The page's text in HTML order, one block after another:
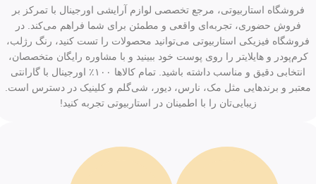
فروشگاه استاربیوتی، مرجع تخصصی لوازم آرایشی اورجینال با تمرکز بر
فروش حضوری، تجربه‌ای واقعی و مطمئن برای شما فراهم می‌کند. در
فروشگاه فیزیکی استاربیوتی می‌توانید محصولات را تست کنید، رنگ رژلب،
کرم‌پودر و هایلایتر را روی پوست خود ببینید و با مشاوره رایگان متخصصان،
انتخابی دقیق و مناسب داشته باشید. تمام کالاها ۱۰۰٪ اورجینال با گارانتی
معتبر و برندهایی مثل مک، نارس، دیور، شی‌گلم و کلینیک در دسترس است.
زیبایی‌تان را با اطمینان در استاربیوتی تجربه کنید!